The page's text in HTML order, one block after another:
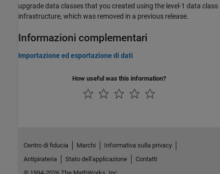
upgrade data classes that you created using the level-1 data class
infrastructure, which was removed in a previous release.
Informazioni complementari
Importazione ed esportazione di dati
How useful was this information?
Centro di fiducia Marchi
Informativa sulla privacy
Antipirateria
Stato dell'applicazione
Contatti
© 1994-2026 The MathWorks, Inc.